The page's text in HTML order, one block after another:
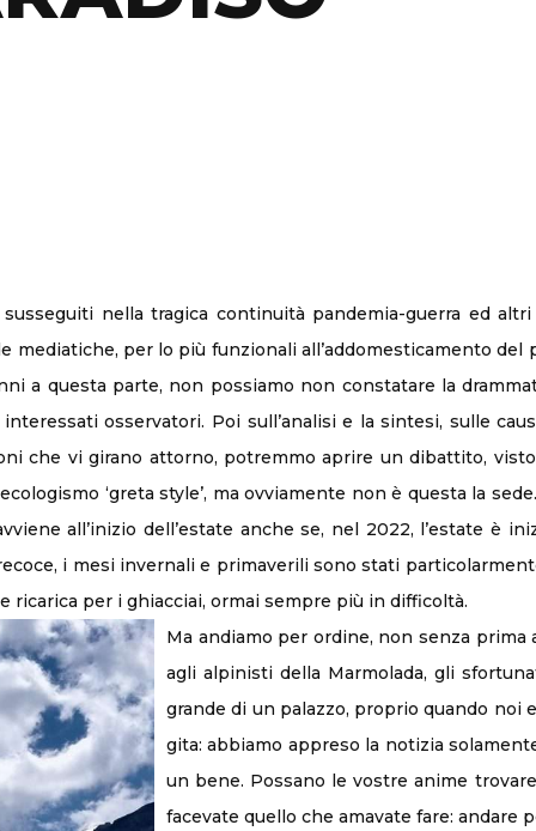
nella tragica continuità pandemia-guerra ed
mediatiche, per lo più funzionali all’addomesticamento
a questa parte, non possiamo non constatare la
osservatori. Poi sull’analisi e la sintesi, sulle
che vi girano attorno, potremmo aprire un dibattito,
‘greta style’, ma ovviamente non è questa la
all’inizio dell’estate anche se, nel 2022, l’estate è
i mesi invernali e primaverili sono stati
ricarica per i ghiacciai, ormai sempre più in difficoltà.
Ma andiamo per ordine, non senza
agli alpinisti della Marmolada, gli
grande di un palazzo, proprio quando noi
gita: abbiamo appreso la notizia
un bene. Possano le vostre anime
facevate quello che amavate fare: andare